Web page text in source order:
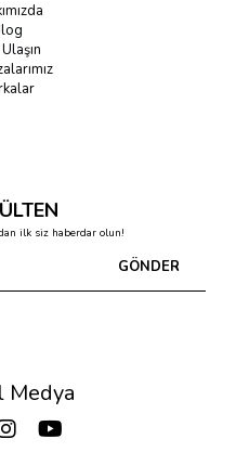
ilk siz haberdar olun!
GÖNDER
Medya